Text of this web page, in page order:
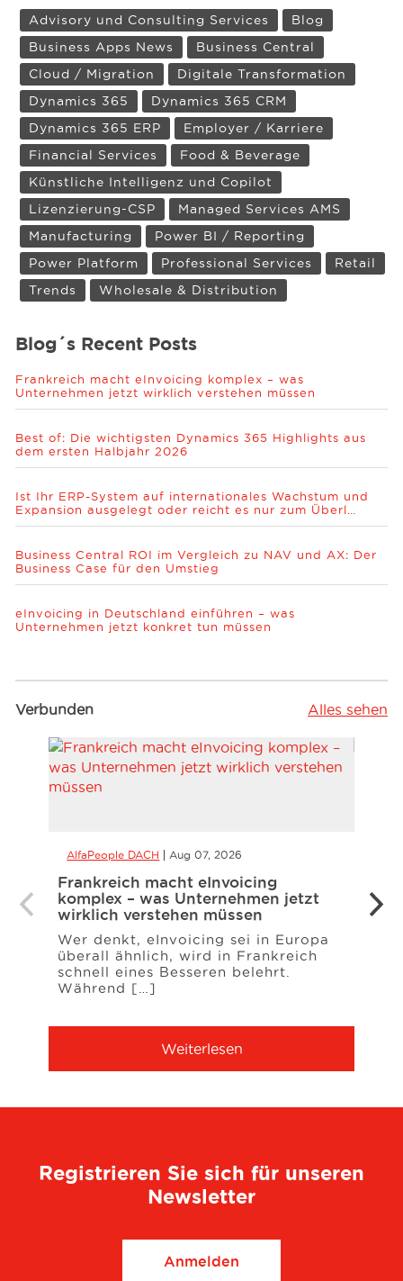
Advisory und Consulting Services
Blog
Business Apps News
Business Central
Cloud / Migration
Digitale Transformation
Dynamics 365
Dynamics 365 CRM
Dynamics 365 ERP
Employer / Karriere
Financial Services
Food & Beverage
Künstliche Intelligenz und Copilot
Lizenzierung-CSP
Managed Services AMS
Manufacturing
Power BI / Reporting
Power Platform
Professional Services
Retail
Trends
Wholesale & Distribution
Blog´s Recent Posts
Frankreich macht eInvoicing komplex – was
Unternehmen jetzt wirklich verstehen müssen
Best of: Die wichtigsten Dynamics 365 Highlights aus
dem ersten Halbjahr 2026
Ist Ihr ERP-System auf internationales Wachstum und
Expansion ausgelegt oder reicht es nur zum Überl…
Business Central ROI im Vergleich zu NAV und AX: Der
Business Case für den Umstieg
eInvoicing in Deutschland einführen – was
Unternehmen jetzt konkret tun müssen
Verbunden Alles sehen
AlfaPeople DACH Aug 07, 2026
Frankreich macht eInvoicing
komplex – was Unternehmen jetzt
wirklich verstehen müssen
Wer denkt, eInvoicing sei in Europa
überall ähnlich, wird in Frankreich
schnell eines Besseren belehrt.
Während […]
Weiterlesen
365
Registrieren Sie sich für unseren
Newsletter
Anmelden